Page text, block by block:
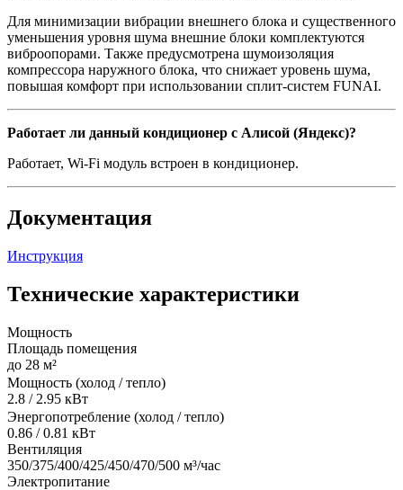
Для минимизации вибрации внешнего блока и существенного
уменьшения уровня шума внешние блоки комплектуются
виброопорами. Также предусмотрена шумоизоляция
компрессора наружного блока, что снижает уровень шума,
повышая комфорт при использовании сплит-систем FUNAI.
Работает ли данный кондиционер с Алисой (Яндекс)?
Работает, Wi-Fi модуль встроен в кондиционер.
Документация
Инструкция
Технические характеристики
Мощность
Площадь помещения
до 28 м²
Мощность (холод / тепло)
2.8 / 2.95 кВт
Энергопотребление (холод / тепло)
0.86 / 0.81 кВт
Вентиляция
350/375/400/425/450/470/500 м³/час
Электропитание